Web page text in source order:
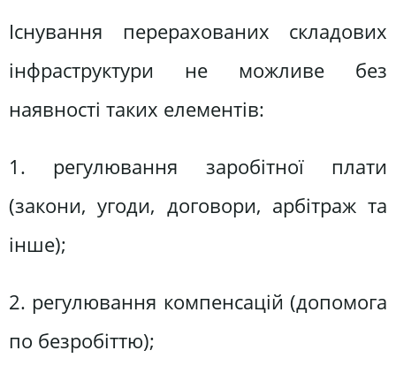
Існування перерахованих складових
інфраструктури не можливе без
наявності таких елементів:
1. регулювання заробітної плати
(закони, угоди, договори, арбітраж та
інше);
2. регулювання компенсацій (допомога
по безробіттю);